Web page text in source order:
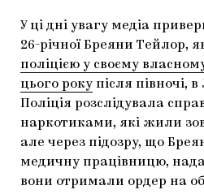
У ці дні увагу медіа
26-річної Бреяни Тейлор,
поліцією у своєму
цього року після півночі, в
Поліція розслідувала
наркотиками, які жили
але через підозру, що
медичну працівницю,
вони отримали ордер на